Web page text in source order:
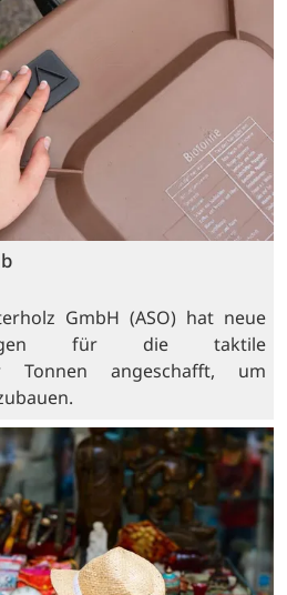
GmbH (ASO) hat neue
für die taktile
Tonnen angeschafft, um